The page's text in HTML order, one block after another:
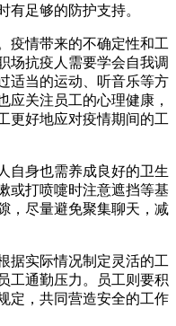
有足够的防护支持。
疫情带来的不确定性和工
场抗疫人需要学会自我调
适当的运动、听音乐等方
应关注员工的心理健康，
更好地应对疫情期间的工
自身也需养成良好的卫生
或打喷嚏时注意遮挡等基
，尽量避免聚集聊天，减
据实际情况制定灵活的工
工通勤压力。员工则要积
定，共同营造安全的工作